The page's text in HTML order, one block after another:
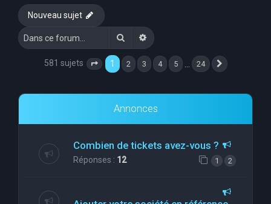
Nouveau sujet
RechercherRecherche avancée
581 sujets Page 1 sur24
1 2 3 4 5 24
Annonces
Combien de tickets avez-vous ?
Réponses : 12 1 2